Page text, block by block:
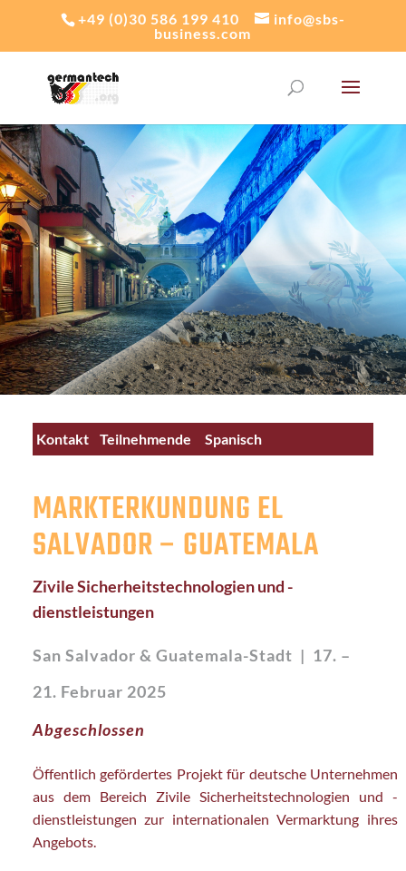
+49 (0)30 586 199 410
info@sbs-
business.com
Kontakt Teilnehmende Spanisch
MARKTERKUNDUNG EL
SALVADOR – GUATEMALA
Zivile Sicherheitstechnologien und -
dienstleistungen
San Salvador & Guatemala-Stadt | 17. –
21. Februar 2025
Abgeschlossen
Öffentlich gefördertes Projekt für deutsche Unternehmen
aus dem Bereich Zivile Sicherheitstechnologien und -
dienstleistungen zur internationalen Vermarktung ihres
Angebots.